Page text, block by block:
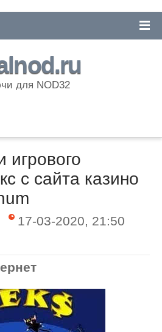
для NOD32
игрового
с сайта казино
17-03-2020, 21:50